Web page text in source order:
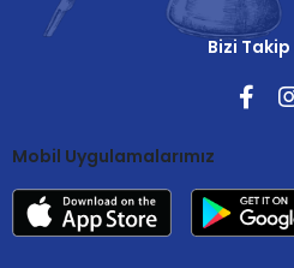
Bizi Takip
Mobil Uygulamalarımız